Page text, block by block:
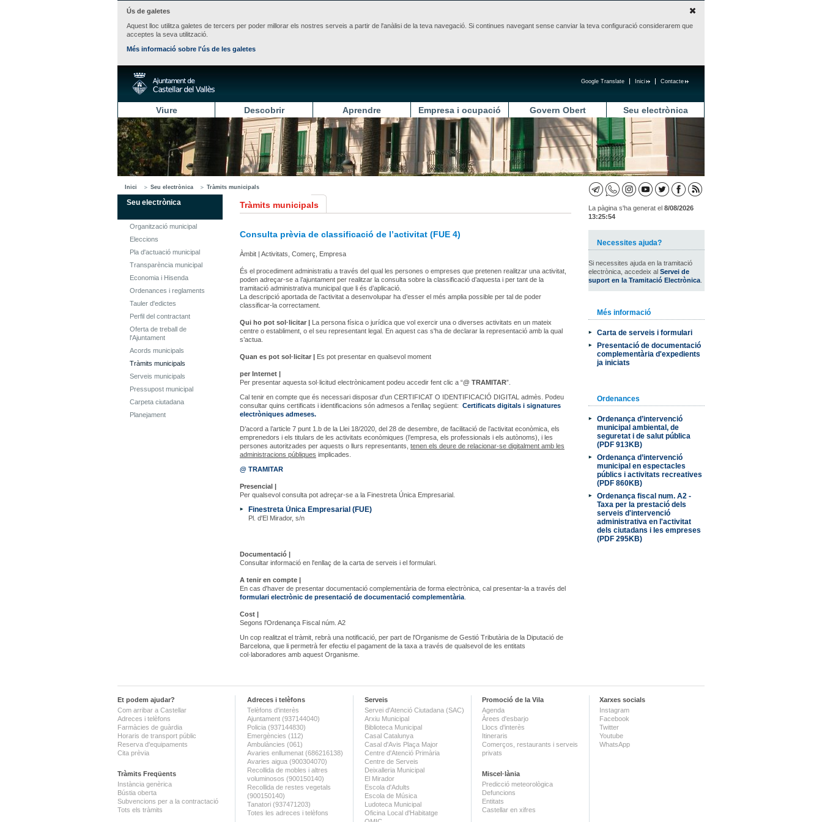
Ús de galetes
Aquest lloc utilitza galetes de tercers per poder millorar els nostres serveis a partir de l'anàlisi de la teva navegació. Si continues navegant sense canviar la teva configuració considerarem que
acceptes la seva utilització.
Més informació sobre l'ús de les galetes
Contacte
Inici
Google Translate
Viure Descobrir Aprendre Empresa i ocupació Govern Obert Seu electrònica
Inici Seu electrònica Tràmits municipals
Seu electrònica
Organització municipal
Eleccions
Pla d'actuació municipal
Transparència municipal
Economia i Hisenda
Ordenances i reglaments
Tauler d'edictes
Perfil del contractant
Oferta de treball de
l'Ajuntament
Acords municipals
Tràmits municipals
Serveis municipals
Pressupost municipal
Carpeta ciutadana
Planejament
Tràmits municipals La pàgina s'ha generat el 8/08/2026
13:25:54
Consulta prèvia de classificació de l’activitat (FUE 4)
Àmbit | Activitats, Comerç, Empresa
És el procediment administratiu a través del qual les persones o empreses que pretenen realitzar una activitat,
poden adreçar-se a l’ajuntament per realitzar la consulta sobre la classificació d’aquesta i per tant de la
tramitació administrativa municipal que li és d’aplicació.
La descripció aportada de l’activitat a desenvolupar ha d’esser el més amplia possible per tal de poder
classificar-la correctament.
Qui ho pot sol·licitar | La persona física o jurídica que vol exercir una o diverses activitats en un mateix
centre o establiment, o el seu representant legal. En aquest cas s'ha de declarar la representació amb la qual
s’actua.
Quan es pot sol·licitar | Es pot presentar en qualsevol moment
per Internet |
Per presentar aquesta sol·licitud electrònicament podeu accedir fent clic a “@ TRAMITAR”.
Cal tenir en compte que és necessari disposar d'un CERTIFICAT O IDENTIFICACIÓ DIGITAL admès. Podeu
consultar quins certificats i identificacions són admesos a l'enllaç següent: Certificats digitals i signatures
electròniques admeses.
D’acord a l’article 7 punt 1.b de la Llei 18/2020, del 28 de desembre, de facilitació de l’activitat econòmica, els
emprenedors i els titulars de les activitats econòmiques (l’empresa, els professionals i els autònoms), i les
persones autoritzades per aquests o llurs representants, tenen els deure de relacionar-se digitalment amb les
administracions públiques implicades.
@ TRAMITAR
Presencial |
Per qualsevol consulta pot adreçar-se a la Finestreta Única Empresarial.
Finestreta Única Empresarial (FUE)
Pl. d'El Mirador, s/n
Documentació |
Consultar informació en l'enllaç de la carta de serveis i el formulari.
A tenir en compte |
En cas d'haver de presentar documentació complementària de forma electrònica, cal presentar-la a través del
formulari electrònic de presentació de documentació complementària
Cost |
Segons l'Ordenança Fiscal núm. A2
Un cop realitzat el tràmit, rebrà una notificació, per part de l'Organisme de Gestió Tributària de la Diputació de
Barcelona, que li permetrà fer efectiu el pagament de la taxa a través de qualsevol de les entitats
col·laboradores amb aquest Organisme.
Necessites ajuda?
Si necessites ajuda en la tramitació
electrònica, accedeix al Servei de
suport en la Tramitació Electrònica
Més informació
Carta de serveis i formulari
Presentació de documentació
complementària d'expedients
ja iniciats
Ordenances
Ordenança d’intervenció
municipal ambiental, de
seguretat i de salut pública
(PDF 913KB)
Ordenança d’intervenció
municipal en espectacles
públics i activitats recreatives
(PDF 860KB)
Ordenança fiscal num. A2 -
Taxa per la prestació dels
serveis d'intervenció
administrativa en l'activitat
dels ciutadans i les empreses
(PDF 295KB)
Et podem ajudar?
Com arribar a Castellar
Adreces i telèfons
Farmàcies de guàrdia
Horaris de transport públic
Reserva d'equipaments
Cita prèvia
Tràmits Freqüents
Instància genèrica
Bústia oberta
Subvencions per a la contractació
Tots els tràmits
Adreces i telèfons
Telèfons d'interès
Ajuntament (937144040)
Policia (937144830)
Emergències (112)
Ambulàncies (061)
Avaries enllumenat (686216138)
Avaries aigua (900304070)
Recollida de mobles i altres
voluminosos (900150140)
Recollida de restes vegetals
(900150140)
Tanatori (937471203)
Totes les adreces i telèfons
Serveis
Servei d'Atenció Ciutadana (SAC)
Arxiu Municipal
Biblioteca Municipal
Casal Catalunya
Casal d'Avis Plaça Major
Centre d'Atenció Primària
Centre de Serveis
Deixalleria Municipal
El Mirador
Escola d'Adults
Escola de Música
Ludoteca Municipal
Oficina Local d'Habitatge
Promoció de la Vila
Agenda
Àrees d'esbarjo
Llocs d'interès
Itineraris
Comerços, restaurants i serveis
privats
Miscel·lània
Predicció meteorològica
Defuncions
Entitats
Castellar en xifres
Xarxes socials
Instagram
Facebook
Twitter
Youtube
WhatsApp